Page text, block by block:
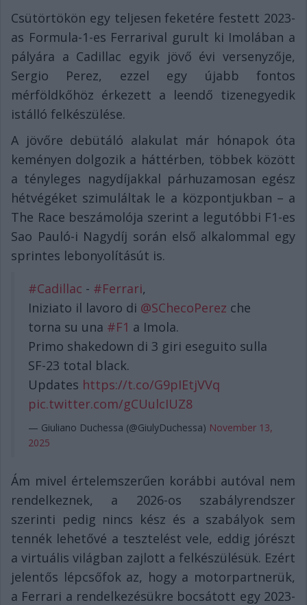
Csütörtökön egy teljesen feketére festett 2023-
as Formula-1-es Ferrarival gurult ki Imolában a
pályára a Cadillac egyik jövő évi versenyzője,
Sergio Perez, ezzel egy újabb fontos
mérföldkőhöz érkezett a leendő tizenegyedik
istálló felkészülése.
A jövőre debütáló alakulat már hónapok óta
keményen dolgozik a háttérben, többek között
a tényleges nagydíjakkal párhuzamosan egész
hétvégéket szimuláltak le a központjukban – a
The Race beszámolója szerint a legutóbbi F1-es
Sao Pauló-i Nagydíj során első alkalommal egy
sprintes lebonyolításút is.
#Cadillac - #Ferrari,
Iniziato il lavoro di @SChecoPerez che
torna su una #F1 a Imola.
Primo shakedown di 3 giri eseguito sulla
SF-23 total black.
Updates https://t.co/G9pIEtjVVq
pic.twitter.com/gCUulcIUZ8
— Giuliano Duchessa (@GiulyDuchessa) November 13,
2025
Ám mivel értelemszerűen korábbi autóval nem
rendelkeznek, a 2026-os szabályrendszer
szerinti pedig nincs kész és a szabályok sem
tennék lehetővé a tesztelést vele, eddig jórészt
a virtuális világban zajlott a felkészülésük. Ezért
jelentős lépcsőfok az, hogy a motorpartnerük,
a Ferrari a rendelkezésükre bocsátott egy 2023-